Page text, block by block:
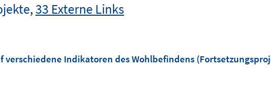
,33 Externe Links
Indikatoren des Wohlbefindens